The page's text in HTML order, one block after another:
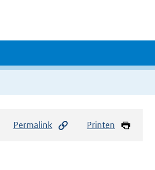
Permalink Printen